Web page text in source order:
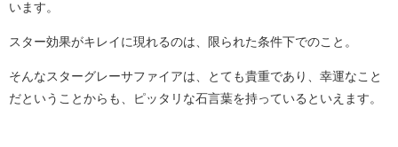
います。
スター効果がキレイに現れるのは、限られた条件下でのこと。
そんなスターグレーサファイアは、とても貴重であり、幸運なこと
だということからも、ピッタリな石言葉を持っているといえます。